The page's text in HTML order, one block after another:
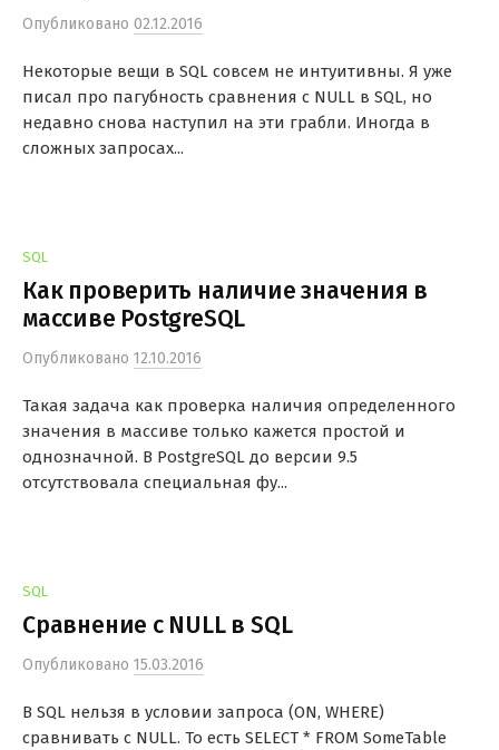
Опубликовано 02.12.2016
Некоторые вещи в SQL совсем не интуитивны. Я уже
писал про пагубность сравнения с NULL в SQL, но
недавно снова наступил на эти грабли. Иногда в
сложных запросах...
SQL
Как проверить наличие значения в
массиве PostgreSQL
Опубликовано 12.10.2016
Такая задача как проверка наличия определенного
значения в массиве только кажется простой и
однозначной. В PostgreSQL до версии 9.5
отсутствовала специальная фу...
SQL
Сравнение с NULL в SQL
Опубликовано 15.03.2016
В SQL нельзя в условии запроса (ON, WHERE)
сравнивать с NULL. То есть SELECT * FROM SomeTable